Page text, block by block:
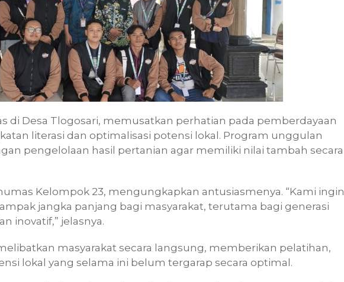
di Desa Tlogosari, memusatkan perhatian pada pemberdayaan
literasi dan optimalisasi potensi lokal. Program unggulan
pengelolaan hasil pertanian agar memiliki nilai tambah secara
Kelompok 23, mengungkapkan antusiasmenya. “Kami ingin
jangka panjang bagi masyarakat, terutama bagi generasi
inovatif,” jelasnya.
masyarakat secara langsung, memberikan pelatihan,
lokal yang selama ini belum tergarap secara optimal.